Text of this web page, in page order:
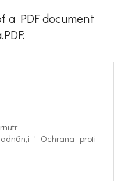
a PDF document
' Ochrana proti